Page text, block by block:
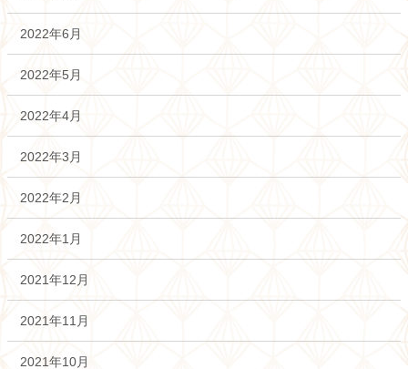
2022年6月
2022年5月
2022年4月
2022年3月
2022年2月
2022年1月
2021年12月
2021年11月
2021年10月